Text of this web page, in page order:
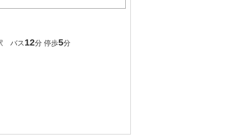
バス12分 停歩5分